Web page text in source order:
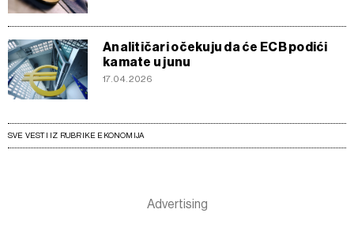
Analitičari očekuju da će ECB podići
kamate u junu
17.04.2026
SVE VESTI IZ RUBRIKE EKONOMIJA